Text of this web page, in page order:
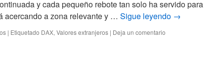
y cada pequeño rebote tan solo ha servido para
acercando a zona relevante y … Sigue leyendo →
| Etiquetado DAX, Valores extranjeros | Deja un comentario